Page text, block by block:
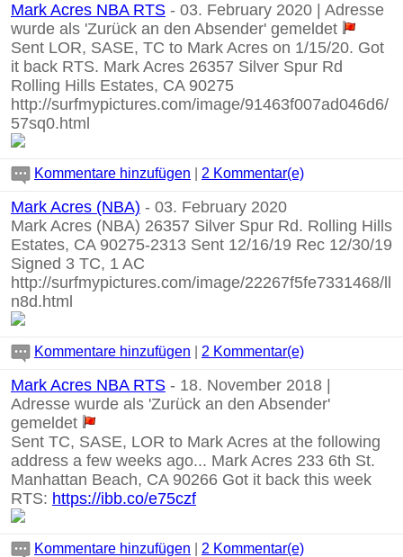
Mark Acres NBA RTS - 03. February 2020 | Adresse
wurde als 'Zurück an den Absender' gemeldet
Sent LOR, SASE, TC to Mark Acres on 1/15/20. Got
it back RTS. Mark Acres 26357 Silver Spur Rd
Rolling Hills Estates, CA 90275
http://surfmypictures.com/image/91463f007ad046d6/
57sq0.html
Kommentare hinzufügen 2 Kommentar(e)
Mark Acres (NBA) - 03. February 2020
Mark Acres (NBA) 26357 Silver Spur Rd. Rolling Hills
Estates, CA 90275-2313 Sent 12/16/19 Rec 12/30/19
Signed 3 TC, 1 AC
http://surfmypictures.com/image/22267f5fe7331468/ll
n8d.html
Kommentare hinzufügen 2 Kommentar(e)
Mark Acres NBA RTS - 18. November 2018 |
Adresse wurde als 'Zurück an den Absender'
gemeldet
Sent TC, SASE, LOR to Mark Acres at the following
address a few weeks ago... Mark Acres 233 6th St.
Manhattan Beach, CA 90266 Got it back this week
RTS: https://ibb.co/e75czf
Kommentare hinzufügen 2 Kommentar(e)